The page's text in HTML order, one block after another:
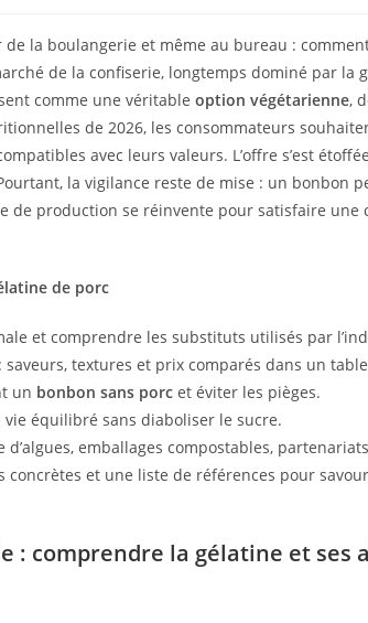
la boulangerie et même au bureau :
de la confiserie, longtemps dominé par la
comme une véritable option végétarienne,
de 2026, les consommateurs
avec leurs valeurs. L’offre s’est
la vigilance reste de mise : un bonbon
de production se réinvente pour satisfaire une
de porc
et comprendre les substituts utilisés par
saveurs, textures et prix comparés dans un
un bonbon sans porc et éviter les pièges.
équilibré sans diaboliser le sucre.
emballages compostables,
concrètes et une liste de références pour
: comprendre la gélatine et ses